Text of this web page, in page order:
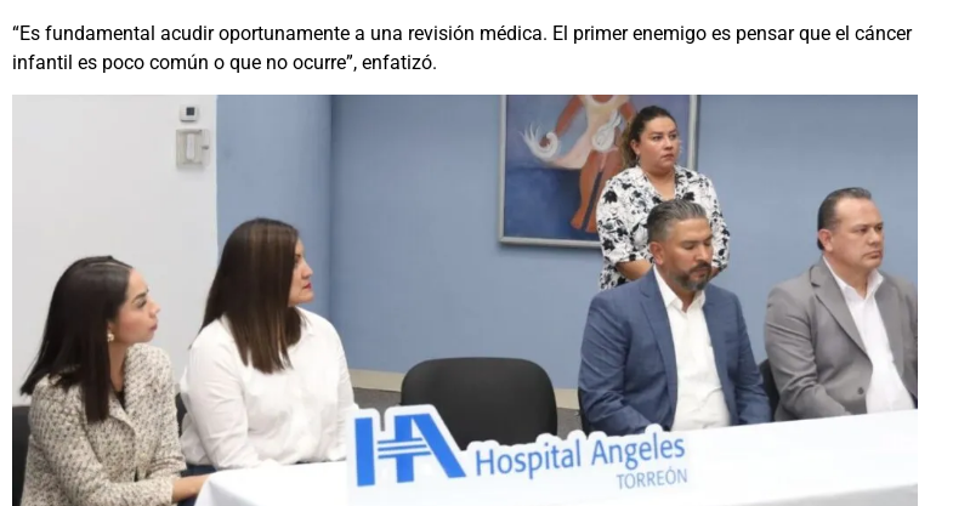
“Es fundamental acudir oportunamente a una revisión médica. El primer enemigo es pensar que el cáncer
infantil es poco común o que no ocurre”, enfatizó.